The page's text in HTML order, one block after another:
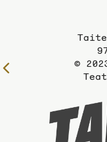
Edelliselle©